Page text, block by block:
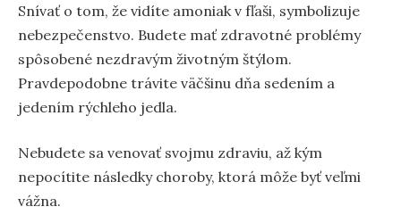
Snívať o tom, že vidíte amoniak v fľaši, symbolizuje
nebezpečenstvo. Budete mať zdravotné problémy
spôsobené nezdravým životným štýlom.
Pravdepodobne trávite väčšinu dňa sedením a
jedením rýchleho jedla.
Nebudete sa venovať svojmu zdraviu, až kým
nepocítite následky choroby, ktorá môže byť veľmi
vážna.